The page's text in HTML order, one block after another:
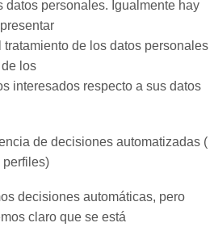
datos personales. Igualmente hay
de los datos personales
los
interesados respecto a sus datos
de decisiones automatizadas (
perfiles)
decisiones automáticas, pero
claro que se está